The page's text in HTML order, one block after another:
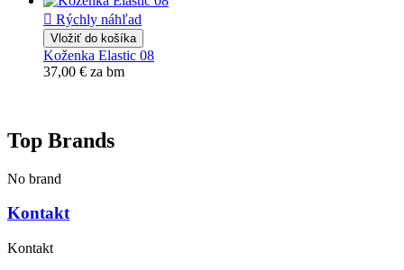
 Rýchly náhľad
Vložiť do košíka
Koženka Elastic 08
37,00 € za bm
Top Brands
No brand
Kontakt
Kontakt